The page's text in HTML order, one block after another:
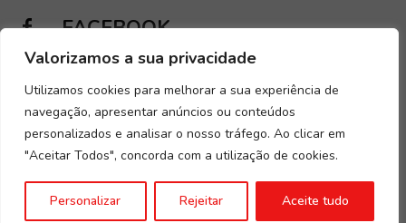
Valorizamos a sua privacidade
Utilizamos cookies para melhorar a sua experiência de
navegação, apresentar anúncios ou conteúdos
personalizados e analisar o nosso tráfego. Ao clicar em
"Aceitar Todos", concorda com a utilização de cookies.
Personalizar Rejeitar Aceite tudo
FACEBOOK
INSTAGRAM
Desenvolvido porDigital Spirit.Termos e condições
Política de
Privacidade e Cookies